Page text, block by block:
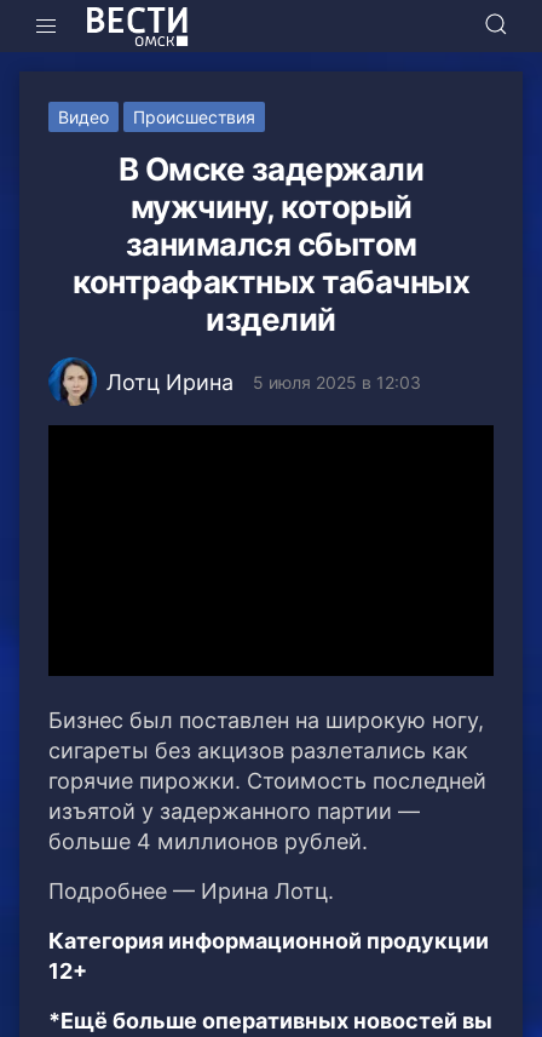
Видео Происшествия
В Омске задержали
мужчину, который
занимался сбытом
контрафактных табачных
изделий
Лотц Ирина 5 июля 2025 в 12:03
Бизнес был поставлен на широкую ногу,
сигареты без акцизов разлетались как
горячие пирожки. Стоимость последней
изъятой у задержанного партии —
больше 4 миллионов рублей.
Подробнее — Ирина Лотц.
Категория информационной продукции
12+
*Ещё больше оперативных новостей вы